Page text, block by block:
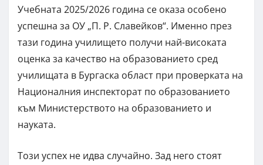
Учебната 2025/2026 година се оказа особено
успешна за ОУ „П. Р. Славейков“. Именно през
тази година училището получи най-високата
оценка за качество на образованието сред
училищата в Бургаска област при проверката на
Националния инспекторат по образованието
към Министерството на образованието и
науката.
Този успех не идва случайно. Зад него стоят